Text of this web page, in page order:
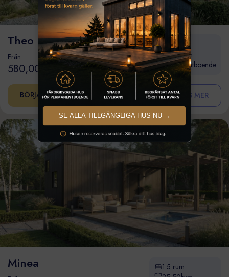
Theo
Från
580,000 kr
2 rum
25-50kvm
Permanentboende
BÖRJA BYGGA LÄS MER
Minea
1.5 rum
SE ALLA TILLGÄNGLIGA HUS NU →